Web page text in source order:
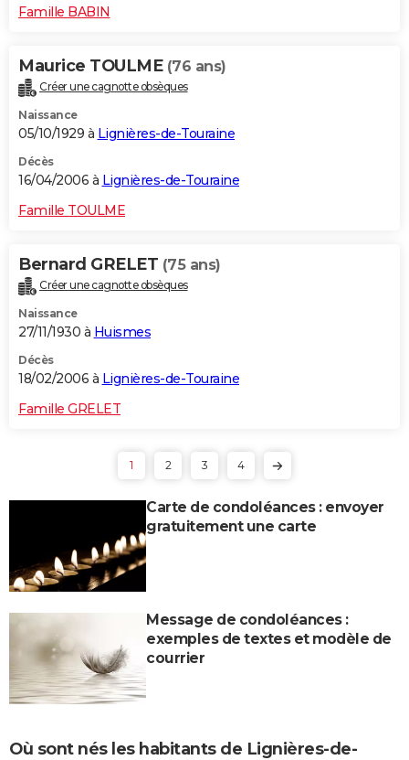
Famille BABIN
Maurice TOULME (76 ans)
Créer une cagnotte obsèques
Naissance
05/10/1929 à Lignières-de-Touraine
Décès
16/04/2006 à Lignières-de-Touraine
Famille TOULME
Bernard GRELET (75 ans)
Créer une cagnotte obsèques
Naissance
27/11/1930 à Huismes
Décès
18/02/2006 à Lignières-de-Touraine
Famille GRELET
1 2 3 4
Carte de condoléances : envoyer
gratuitement une carte
Message de condoléances :
exemples de textes et modèle de
courrier
Où sont nés les habitants de Lignières-de-